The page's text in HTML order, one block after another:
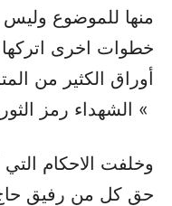
منها للموضوع
خطوات اخرى
أوراق الكثير من
الشهداء رمز الثورة «
وخلفت الاحكام
حق كل من رفيق